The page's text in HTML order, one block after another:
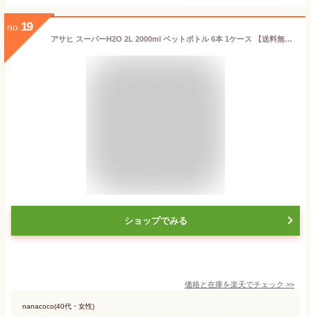
no. 19
アサヒ スーパーH2O 2L 2000ml ペットボトル 6本 1ケース 【送料無料（一部地域除く）】
ショップでみる
価格と在庫を楽天でチェック >>
nanacoco(40代・女性)